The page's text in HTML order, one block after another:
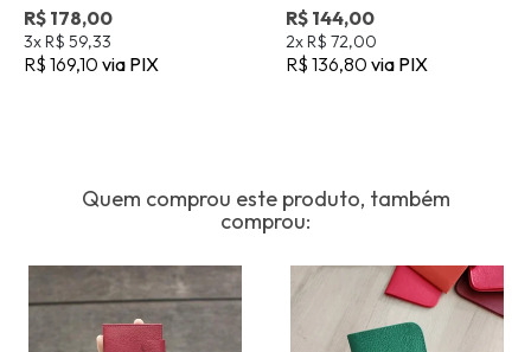
R$ 178,00
3x R$ 59,33
R$ 169,10 via PIX
R$ 144,00
2x R$ 72,00
R$ 136,80 via PIX
Quem comprou este produto, também
comprou: